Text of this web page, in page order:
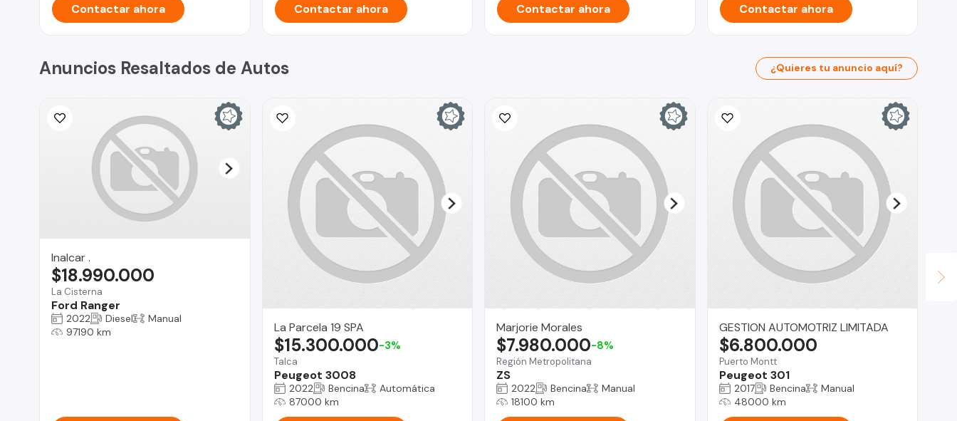
Contactar ahora Contactar ahora Contactar ahora Contactar ahora
Anuncios Resaltados de Autos ¿Quieres tu anuncio aquí?
Inalcar .
La Cisterna
Ford Ranger
$18.990.000
2022 Diesel
Manual
97190 km
La Parcela 19 SPA
Talca
Peugeot 3008
$15.300.000-3%
2022 Bencina
Automática
87000 km
Marjorie Morales
Región Metropolitana
ZS
$7.980.000-8%
2022 Bencina
Manual
18100 km
GESTION AUTOMOTRIZ LIMITADA
Puerto Montt
Peugeot 301
$6.800.000
2017 Bencina
Manual
48000 km